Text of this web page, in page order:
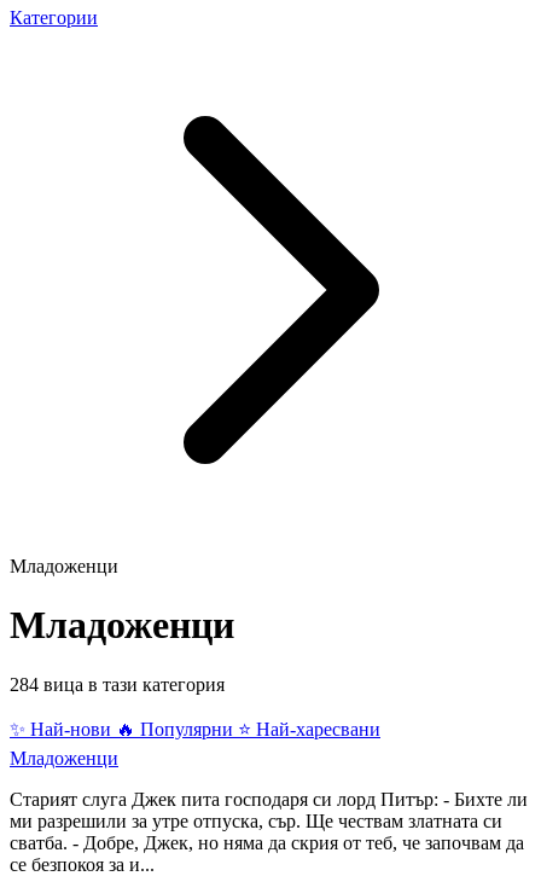
Категории
Младоженци
Младоженци
284 вица в тази категория
✨ Най-нови 🔥 Популярни ⭐ Най-харесвани
Младоженци
Старият слуга Джек пита господаря си лорд Питър: - Бихте ли
ми разрешили за утре отпуска, сър. Ще чествам златната си
сватба. - Добре, Джек, но няма да скрия от теб, че започвам да
се безпокоя за и...